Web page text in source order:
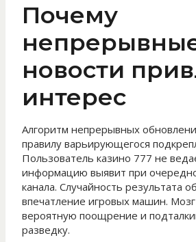
Почему
новости
интерес
Алгоритм непрерывных
правилу варьирующегося
Пользователь казино 777 не
информацию выявит при
канала. Случайность результата
впечатление игровых машин.
вероятную поощрение и
разведку.